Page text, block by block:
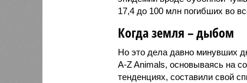
17,4 до 100 млн погибших во
Когда земля – дыбом
Но это дела давно минувших
A-Z Animals, основываясь на
тенденциях, составили свой